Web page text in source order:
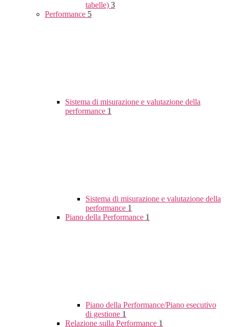
tabelle) 3
Performance 5
Sistema di misurazione e valutazione della
performance 1
Sistema di misurazione e valutazione della
performance 1
Piano della Performance 1
Piano della Performance/Piano esecutivo
di gestione 1
Relazione sulla Performance 1